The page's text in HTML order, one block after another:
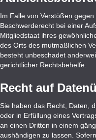
Im Falle von Verstößen
Beschwerderecht bei einer
Mitgliedstaat ihres
des Orts des mutmaßlichen
besteht unbeschadet
gerichtlicher Rechtsbehelfe.
Recht auf
Sie haben das Recht, Daten,
oder in Erfüllung eines
an einen Dritten in einem
aushändigen zu lassen.